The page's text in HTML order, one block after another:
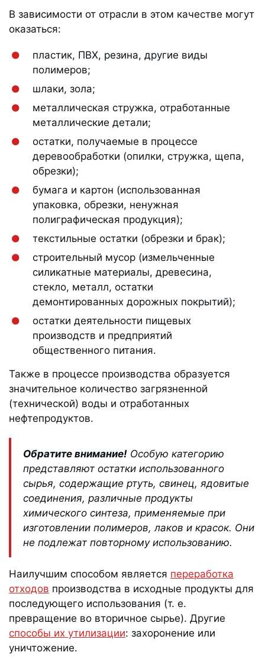
В зависимости от отрасли в этом качестве могут
оказаться:
пластик, ПВХ, резина, другие виды
полимеров;
шлаки, зола;
металлическая стружка, отработанные
металлические детали;
остатки, получаемые в процессе
деревообработки (опилки, стружка, щепа,
обрезки);
бумага и картон (использованная
упаковка, обрезки, ненужная
полиграфическая продукция);
текстильные остатки (обрезки и брак);
строительный мусор (измельченные
силикатные материалы, древесина,
стекло, металл, остатки
демонтированных дорожных покрытий);
остатки деятельности пищевых
производств и предприятий
общественного питания.
Также в процессе производства образуется
значительное количество загрязненной
(технической) воды и отработанных
нефтепродуктов.
Обратите внимание! Особую категорию
представляют остатки использованного
сырья, содержащие ртуть, свинец, ядовитые
соединения, различные продукты
химического синтеза, применяемые при
изготовлении полимеров, лаков и красок. Они
не подлежат повторному использованию.
Наилучшим способом является переработка
отходов производства в исходные продукты для
последующего использования (т. е.
превращение во вторичное сырье). Другие
способы их утилизации: захоронение или
уничтожение.